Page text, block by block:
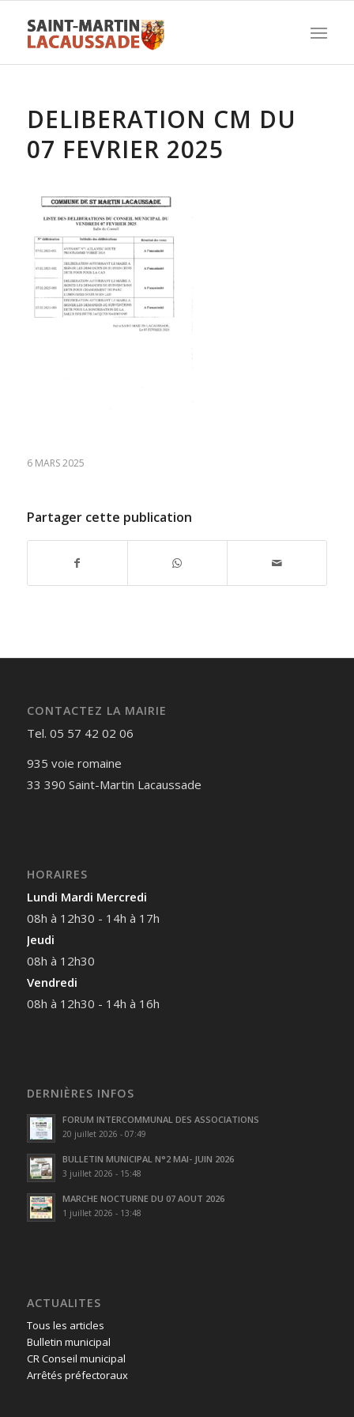
DELIBERATION CM DU
07 FEVRIER 2025
6 MARS 2025
Partager cette publication
CONTACTEZ LA MAIRIE
Tel. 05 57 42 02 06
935 voie romaine
33 390 Saint-Martin Lacaussade
HORAIRES
Lundi Mardi Mercredi
08h à 12h30 - 14h à 17h
Jeudi
08h à 12h30
Vendredi
08h à 12h30 - 14h à 16h
DERNIÈRES INFOS
FORUM INTERCOMMUNAL DES ASSOCIATIONS
20 juillet 2026 - 07:49
BULLETIN MUNICIPAL N°2 MAI- JUIN 2026
3 juillet 2026 - 15:48
MARCHE NOCTURNE DU 07 AOUT 2026
1 juillet 2026 - 13:48
ACTUALITES
Tous les articles
Bulletin municipal
CR Conseil municipal
Arrêtés préfectoraux